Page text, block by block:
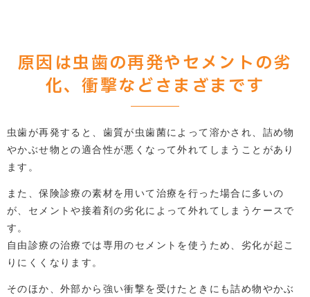
原因は虫歯の再発やセメントの劣
化、衝撃などさまざまです
虫歯が再発すると、歯質が虫歯菌によって溶かされ、詰め物
やかぶせ物との適合性が悪くなって外れてしまうことがあり
ます。
また、保険診療の素材を用いて治療を行った場合に多いの
が、セメントや接着剤の劣化によって外れてしまうケースで
す。
自由診療の治療では専用のセメントを使うため、劣化が起こ
りにくくなります。
そのほか、外部から強い衝撃を受けたときにも詰め物やかぶ